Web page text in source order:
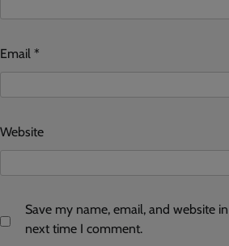
Email *
Website
Save my name, email, and website
next time I comment.